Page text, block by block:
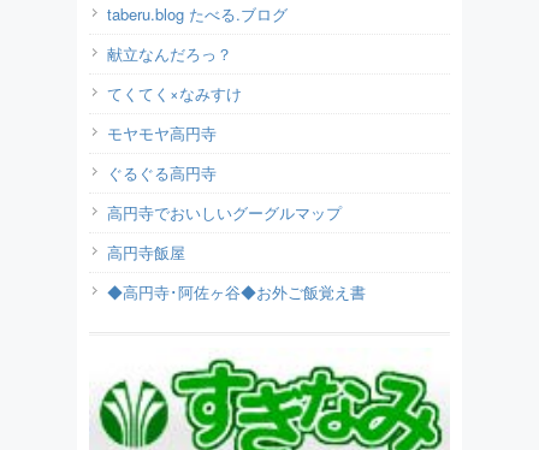
taberu.blog たべる.ブログ
献立なんだろっ？
てくてく×なみすけ
モヤモヤ高円寺
ぐるぐる高円寺
高円寺でおいしいグーグルマップ
高円寺飯屋
◆高円寺･阿佐ヶ谷◆お外ご飯覚え書